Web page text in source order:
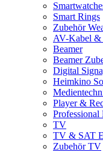
Smart Rings
Zubehör
AV-Kabel &
Beamer
Beamer
Digital
Heimkino
Player &
Professional
TV
TV & SAT
Zubehör TV